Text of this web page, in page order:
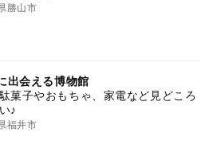
勝山市
出会える博物館
菓子やおもちゃ、家電など見どころ
♪
福井市